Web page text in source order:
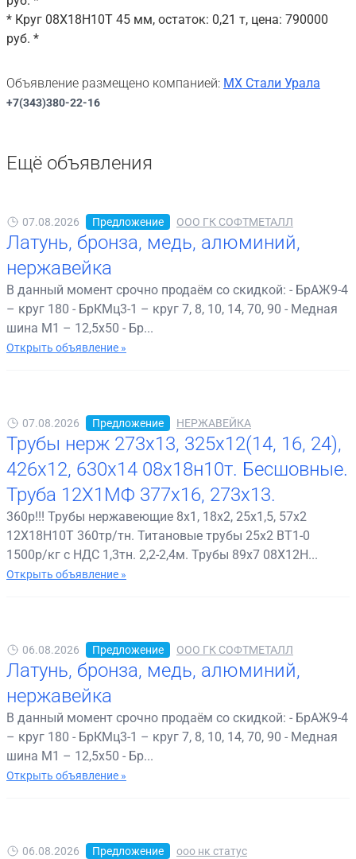
* Круг 08Х18Н10Т 45 мм, остаток: 0,21 т, цена: 790000
руб. *
Объявление размещено компанией: МХ Стали Урала
+7(343)380-22-16
Ещё объявления
07.08.2026 Предложение ООО ГК СОФТМЕТАЛЛ
Латунь, бронза, медь, алюминий,
нержавейка
В данный момент срочно продаём со скидкой: - БрАЖ9-4
– круг 180 - БрКМц3-1 – круг 7, 8, 10, 14, 70, 90 - Медная
шина М1 – 12,5х50 - Бр...
Открыть объявление »
07.08.2026 Предложение НЕРЖАВЕЙКА
Трубы нерж 273х13, 325х12(14, 16, 24),
426х12, 630х14 08х18н10т. Бесшовные.
Труба 12Х1МФ 377х16, 273х13.
360р!!! Трубы нержавеющие 8х1, 18х2, 25х1,5, 57х2
12Х18Н10Т 360тр/тн. Титановые трубы 25х2 ВТ1-0
1500р/кг с НДС 1,3тн. 2,2-2,4м. Трубы 89х7 08Х12Н...
Открыть объявление »
06.08.2026 Предложение ООО ГК СОФТМЕТАЛЛ
Латунь, бронза, медь, алюминий,
нержавейка
В данный момент срочно продаём со скидкой: - БрАЖ9-4
– круг 180 - БрКМц3-1 – круг 7, 8, 10, 14, 70, 90 - Медная
шина М1 – 12,5х50 - Бр...
Открыть объявление »
06.08.2026 Предложение ооо нк статус